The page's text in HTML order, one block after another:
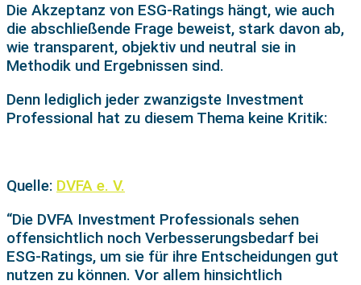
Die Akzeptanz von ESG-Ratings hängt, wie auch
die abschließende Frage beweist, stark davon ab,
wie transparent, objektiv und neutral sie in
Methodik und Ergebnissen sind.
Denn lediglich jeder zwanzigste Investment
Professional hat zu diesem Thema keine Kritik:
Quelle: DVFA e. V.
“Die DVFA Investment Professionals sehen
offensichtlich noch Verbesserungsbedarf bei
ESG-Ratings, um sie für ihre Entscheidungen gut
nutzen zu können. Vor allem hinsichtlich